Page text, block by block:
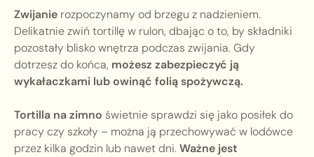
Zwijanie rozpoczynamy od brzegu z nadzieniem.
Delikatnie zwiń tortillę w rulon, dbając o to, by składniki
pozostały blisko wnętrza podczas zwijania. Gdy
dotrzesz do końca, możesz zabezpieczyć ją
wykałaczkami lub owinąć folią spożywczą.
Tortilla na zimno świetnie sprawdzi się jako posiłek do
pracy czy szkoły – można ją przechowywać w lodówce
przez kilka godzin lub nawet dni.Ważne jest